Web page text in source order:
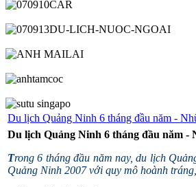
Du lịch Quảng Ninh 6 tháng đầu năm -
Du lịch Quảng Ninh 6 tháng đầu năm -
Trong 6 tháng đầu năm nay, du lịch
Quảng Ninh 2007 với quy mô hoành